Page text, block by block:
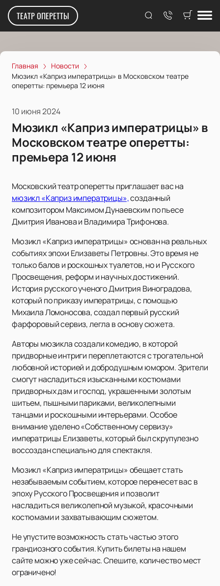
ТЕАТР ОПЕРЕТТЫ
Главная
Новости
Мюзикл «Каприз императрицы» в Московском театре
оперетты: премьера 12 июня
10 июня 2024
Мюзикл «Каприз императрицы» в
Московском театре оперетты:
премьера 12 июня
Московский театр оперетты приглашает вас на
мюзикл «Каприз императрицы»,созданный
композитором Максимом Дунаевским по пьесе
Дмитрия Иванова и Владимира Трифонова.
Мюзикл «Каприз императрицы» основан на реальных
событиях эпохи Елизаветы Петровны. Это время не
только балов и роскошных туалетов, но и Русского
Просвещения, реформ и научных достижений.
История русского ученого Дмитрия Виноградова,
который по приказу императрицы, с помощью
Михаила Ломоносова, создал первый русский
фарфоровый сервиз, легла в основу сюжета.
Авторы мюзикла создали комедию, в которой
придворные интриги переплетаются с трогательной
любовной историей и добродушным юмором. Зрители
смогут насладиться изысканными костюмами
придворных дам и господ, украшенными золотым
шитьем, пышными париками, великолепными
танцами и роскошными интерьерами. Особое
внимание уделено «Собственному сервизу»
императрицы Елизаветы, который был скрупулезно
воссоздан специально для спектакля.
Мюзикл «Каприз императрицы» обещает стать
незабываемым событием, которое перенесет вас в
эпоху Русского Просвещения и позволит
насладиться великолепной музыкой, красочными
костюмами и захватывающим сюжетом.
Не упустите возможность стать частью этого
грандиозного события. Купить билеты на нашем
сайте можно уже сейчас. Спешите, количество мест
ограничено!